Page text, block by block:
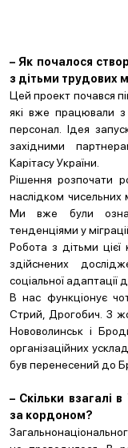
– Як почалося
з дітьми трудових
Цей проект почався
які вже працювали
персонал. Ідея
західними
Карітасу України.
Рішення розпочати
наслідком чисельних
Ми вже були
тенденціями у
Робота з дітьми цієї
здійснених
соціальної адаптації
В нас функціонує
Стрий, Дрогобич. З
Нововолинськ і
організаційних
був перенесений до
– Скільки взагалі
за кордоном?